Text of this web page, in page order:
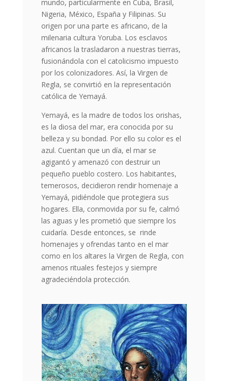
mundo, particularmente en Cuba, Brasil,
Nigeria, México, España y Filipinas. Su
origen por una parte es africano, de la
milenaria cultura Yoruba. Los esclavos
africanos la trasladaron a nuestras tierras,
fusionándola con el catolicismo impuesto
por los colonizadores. Así, la Virgen de
Regla, se convirtió en la representación
católica de Yemayá.
Yemayá, es la madre de todos los orishas,
es la diosa del mar, era conocida por su
belleza y su bondad. Por ello su color es el
azul. Cuentan que un día, el mar se
agigantó y amenazó con destruir un
pequeño pueblo costero. Los habitantes,
temerosos, decidieron rendir homenaje a
Yemayá, pidiéndole que protegiera sus
hogares. Ella, conmovida por su fe, calmó
las aguas y les prometió que siempre los
cuidaría. Desde entonces, se rinde
homenajes y ofrendas tanto en el mar
como en los altares la Virgen de Regla, con
amenos rituales festejos y siempre
agradeciéndola protección.